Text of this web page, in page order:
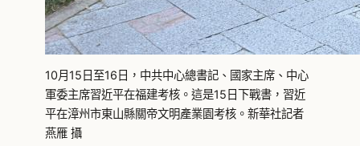
10月15日至16日，中共中心總書記、國家主席、中心
軍委主席習近平在福建考核。這是15日下戰書，習近
平在漳州市東山縣關帝文明產業園考核。新華社記者
燕雁 攝